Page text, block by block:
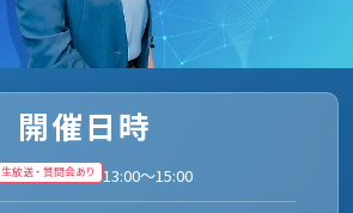
開催日時
生放送・質問会あり 13:00～15:00